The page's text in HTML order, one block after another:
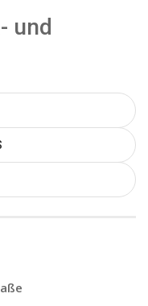
und